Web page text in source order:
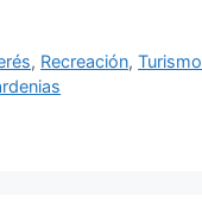
, Recreación,Turismo